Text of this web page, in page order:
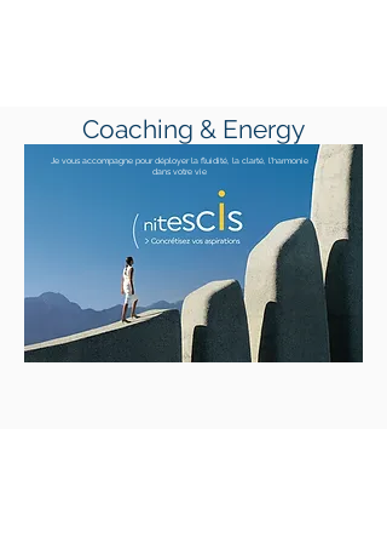
Coaching & Energy
Je vous accompagne pour déployer la fluidité, la clarté, l’harmonie
dans votre vie